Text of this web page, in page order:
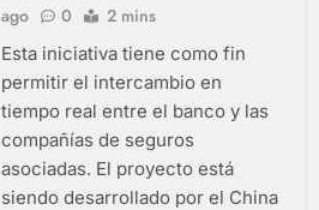
ago
0 2 mins
Esta iniciativa tiene como fin
permitir el intercambio en
tiempo real entre el banco y las
compañías de seguros
asociadas. El proyecto está
siendo desarrollado por el China